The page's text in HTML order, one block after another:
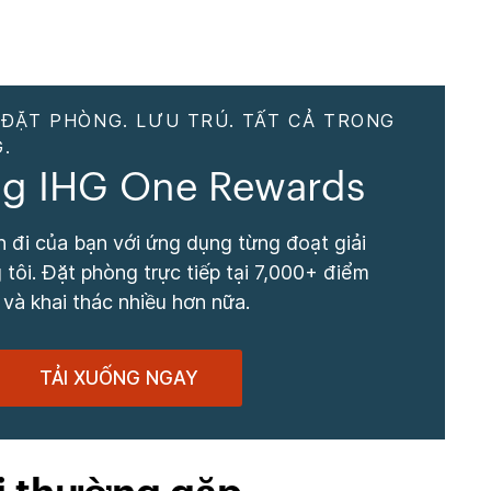
PHÒNG. LƯU TRÚ. TẤT CẢ TRONG
IHG One Rewards
đi của bạn với ứng dụng từng đoạt giải
tôi. Đặt phòng trực tiếp tại 7,000+ điểm
khai thác nhiều hơn nữa.
TẢI XUỐNG NGAY